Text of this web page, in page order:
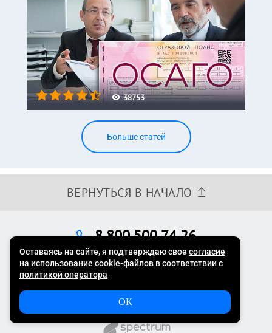
38753
Больше статей
ВЕРНУТЬСЯ В НАЧАЛО
8 800 500 74 26
Телефон горячей линии технической поддержки
E-mail:support@avtocod.ru
с 09:00 до 21:00 МСК